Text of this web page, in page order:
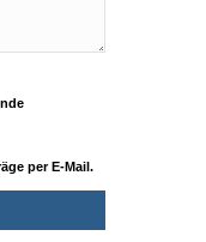
per E-Mail.